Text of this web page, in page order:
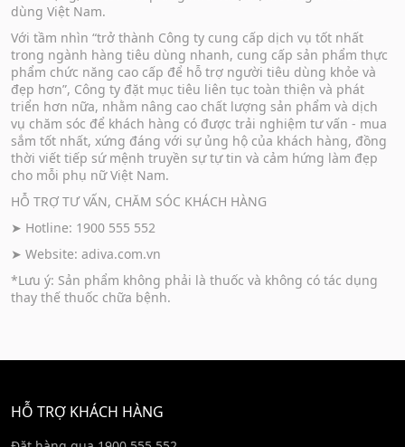
dùng Việt Nam.
Với tầm nhìn “trở thành Công ty cung cấp dịch vụ tốt nhất
trong ngành hàng tiêu dùng nhanh, cung cấp sản phẩm thực
phẩm chức năng cao cấp để hỗ trợ người tiêu dùng khỏe và
đẹp hơn”, Công ty đặt mục tiêu liên tục toàn thiện và phát
triển hơn nữa, nhằm nâng cao chất lượng sản phẩm và dịch
vụ chăm sóc để khách hàng có được trải nghiệm tư vấn - mua
sắm tốt nhất, xứng đáng với sự ủng hộ của khách hàng, đồng
thời viết tiếp sứ mệnh truyền sự tự tin và cảm hứng làm đẹp
cho mỗi phụ nữ Việt Nam.
HỖ TRỢ TƯ VẤN, CHĂM SÓC KHÁCH HÀNG
➤ Hotline: 1900 555 552
➤ Website: adiva.com.vn
*Lưu ý: Sản phẩm không phải là thuốc và không có tác dụng
thay thế thuốc chữa bệnh.
HỖ TRỢ KHÁCH HÀNG